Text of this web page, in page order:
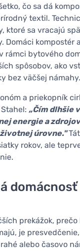
čo sa dá
textil.
ktoré sa vracajú
Domáci kompostér
rámci bytového
spôsobov, ako
bez väčšej námahy.
a priekopník
„Čím dlhšie
energie a
úrovne."
rokov, ale
domácnosť
prekážok,
je
alebo časovo